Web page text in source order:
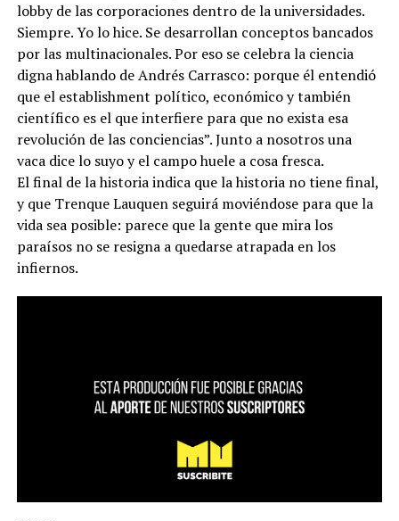
lobby de las corporaciones dentro de la universidades.
Siempre. Yo lo hice. Se desarrollan conceptos bancados
por las multinacionales. Por eso se celebra la ciencia
digna hablando de Andrés Carrasco: porque él entendió
que el establishment político, económico y también
científico es el que interfiere para que no exista esa
revolución de las conciencias”. Junto a nosotros una
vaca dice lo suyo y el campo huele a cosa fresca.
El final de la historia indica que la historia no tiene final,
y que Trenque Lauquen seguirá moviéndose para que la
vida sea posible: parece que la gente que mira los
paraísos no se resigna a quedarse atrapada en los
infiernos.